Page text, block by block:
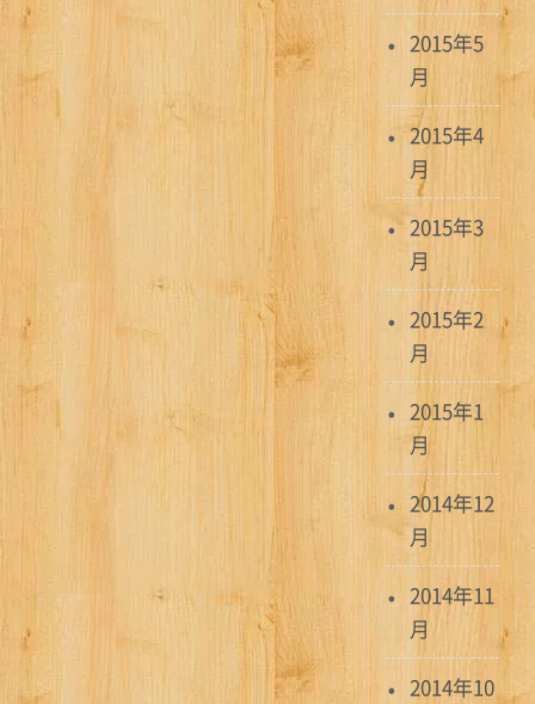
2015年5
月
2015年4
月
2015年3
月
2015年2
月
2015年1
月
2014年12
月
2014年11
月
2014年10